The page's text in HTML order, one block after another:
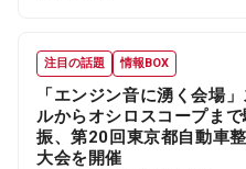
注目の話題 情報BOX
「エンジン音に湧く会場
ルからオシロスコープま
振、第20回東京都自動車
大会を開催